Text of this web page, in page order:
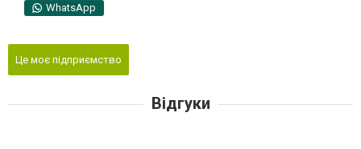
WhatsApp
Це моє підприємство
Відгуки